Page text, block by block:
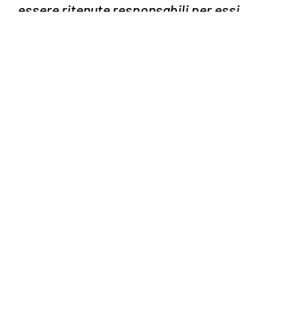
essere ritenute responsabili per essi.